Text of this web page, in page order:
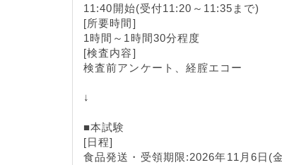
11:40開始(受付11:20～11:35まで)
[所要時間]
1時間～1時間30分程度
[検査内容]
検査前アンケート、経腟エコー
↓
■本試験
[日程]
食品発送・受領期限:2026年11月6日(